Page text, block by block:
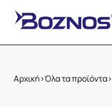
Αρχική>Όλα τα προϊόντα>